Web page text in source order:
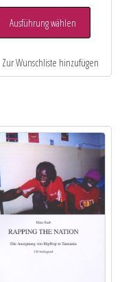
Ausführung wählen